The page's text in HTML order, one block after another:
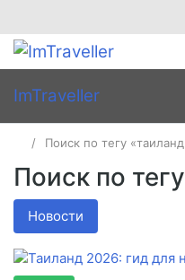
ImTraveller
Поиск по тегу
Поиск по
Новости